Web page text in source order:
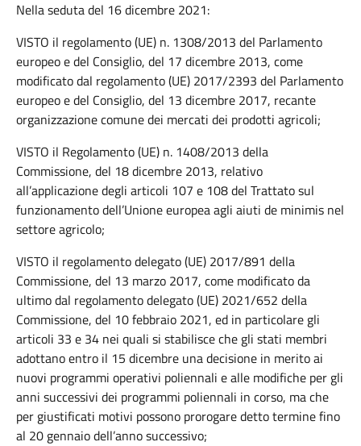
Nella seduta del 16 dicembre 2021:
VISTO il regolamento (UE) n. 1308/2013 del Parlamento
europeo e del Consiglio, del 17 dicembre 2013, come
modificato dal regolamento (UE) 2017/2393 del Parlamento
europeo e del Consiglio, del 13 dicembre 2017, recante
organizzazione comune dei mercati dei prodotti agricoli;
VISTO il Regolamento (UE) n. 1408/2013 della
Commissione, del 18 dicembre 2013, relativo
all’applicazione degli articoli 107 e 108 del Trattato sul
funzionamento dell’Unione europea agli aiuti de minimis nel
settore agricolo;
VISTO il regolamento delegato (UE) 2017/891 della
Commissione, del 13 marzo 2017, come modificato da
ultimo dal regolamento delegato (UE) 2021/652 della
Commissione, del 10 febbraio 2021, ed in particolare gli
articoli 33 e 34 nei quali si stabilisce che gli stati membri
adottano entro il 15 dicembre una decisione in merito ai
nuovi programmi operativi poliennali e alle modifiche per gli
anni successivi dei programmi poliennali in corso, ma che
per giustificati motivi possono prorogare detto termine fino
al 20 gennaio dell’anno successivo;